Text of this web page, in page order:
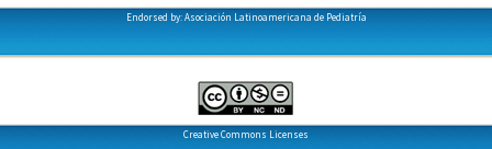
Endorsed by: Asociación Latinoamericana de Pediatría
Creative Commons Licenses